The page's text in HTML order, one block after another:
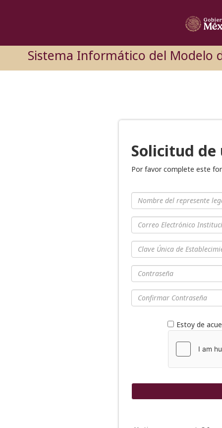
Sistema Informático del Modelo
Solicitud de
Por favor complete este
Estoy de